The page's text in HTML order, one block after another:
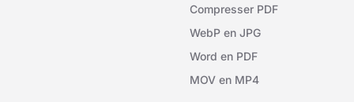
Compresser PDF
WebP en JPG
Word en PDF
MOV en MP4